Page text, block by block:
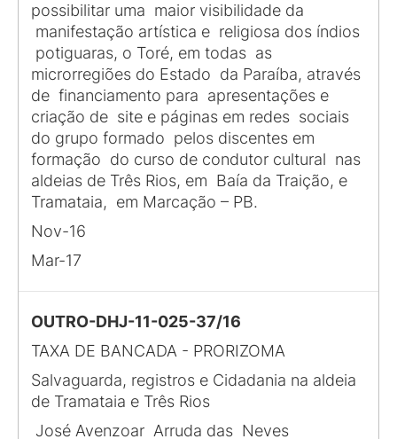
possibilitar uma maior visibilidade da
manifestação artística e religiosa dos índios
potiguaras, o Toré, em todas as
microrregiões do Estado da Paraíba, através
de financiamento para apresentações e
criação de site e páginas em redes sociais
do grupo formado pelos discentes em
formação do curso de condutor cultural nas
aldeias de Três Rios, em Baía da Traição, e
Tramataia, em Marcação – PB.
Nov-16
Mar-17
OUTRO-DHJ-11-025-37/16
TAXA DE BANCADA - PRORIZOMA
Salvaguarda, registros e Cidadania na aldeia
de Tramataia e Três Rios
José Avenzoar Arruda das Neves